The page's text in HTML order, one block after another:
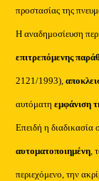
προστασίας της
Η αναδημοσίευση
επιτρεπόμενης
2121/1993),
αυτόματηεμφάνιση
Επειδή η διαδικασία
αυτοματοποιημένη,
περιεχόμενο, την